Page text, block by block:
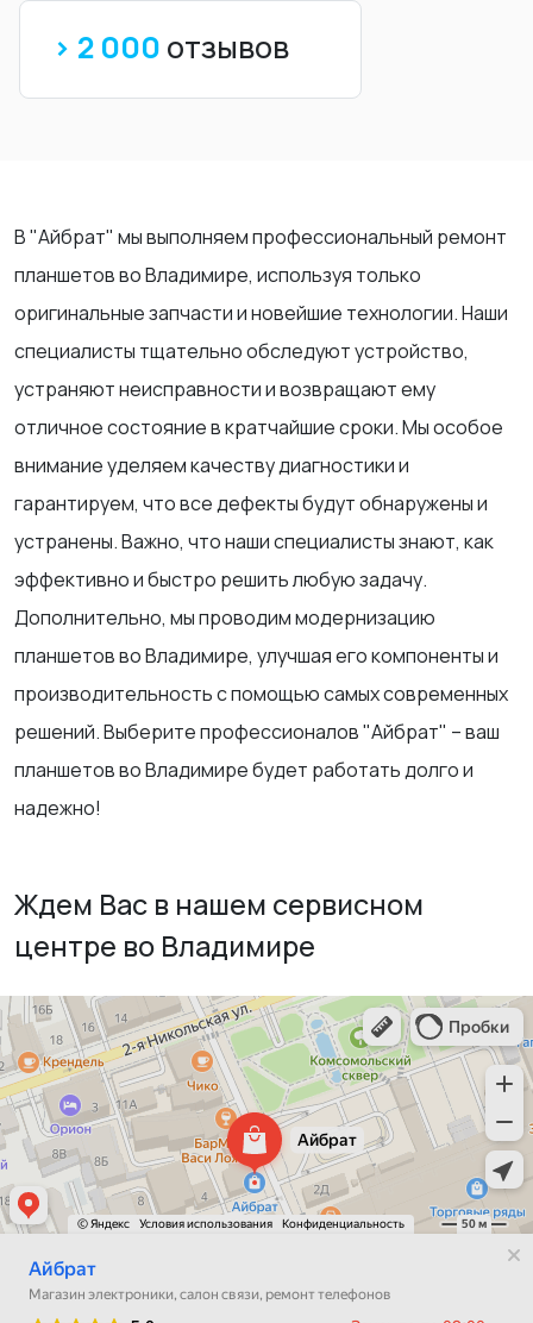
> 2 000 отзывов
В "Айбрат" мы выполняем профессиональный ремонт
планшетов во Владимире, используя только
оригинальные запчасти и новейшие технологии. Наши
специалисты тщательно обследуют устройство,
устраняют неисправности и возвращают ему
отличное состояние в кратчайшие сроки. Мы особое
внимание уделяем качеству диагностики и
гарантируем, что все дефекты будут обнаружены и
устранены. Важно, что наши специалисты знают, как
эффективно и быстро решить любую задачу.
Дополнительно, мы проводим модернизацию
планшетов во Владимире, улучшая его компоненты и
производительность с помощью самых современных
решений. Выберите профессионалов "Айбрат" – ваш
планшетов во Владимире будет работать долго и
надежно!
Ждем Вас в нашем сервисном
центре во Владимире